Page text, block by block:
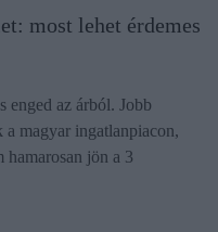
most lehet érdemes
enged az árból. Jobb
magyar ingatlanpiacon,
hamarosan jön a 3